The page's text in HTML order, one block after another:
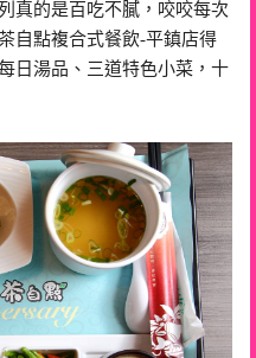
真的是百吃不膩，咬咬每次
自點複合式餐飲-平鎮店得
日湯品、三道特色小菜，十